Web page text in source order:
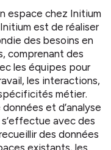
espace chez Initium
est de réaliser
des besoins en
comprenant des
les équipes pour
les interactions,
métier.
et d’analyse
avec des
des données
existants, les